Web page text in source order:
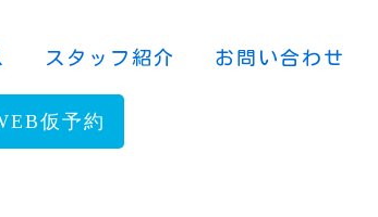
スタッフ紹介 お問い合わせ
仮予約